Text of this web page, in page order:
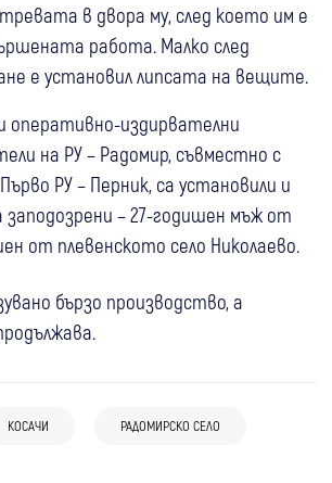
в двора му, след което им е
работа. Малко след
е установил липсата на вещите.
оперативно-издирвателни
на РУ – Радомир, съвместно с
РУ – Перник, са установили и
заподозрени – 27-годишен мъж от
от плевенското село Николаево.
бързо производство, а
КОСАЧИ РАДОМИРСКО СЕЛО